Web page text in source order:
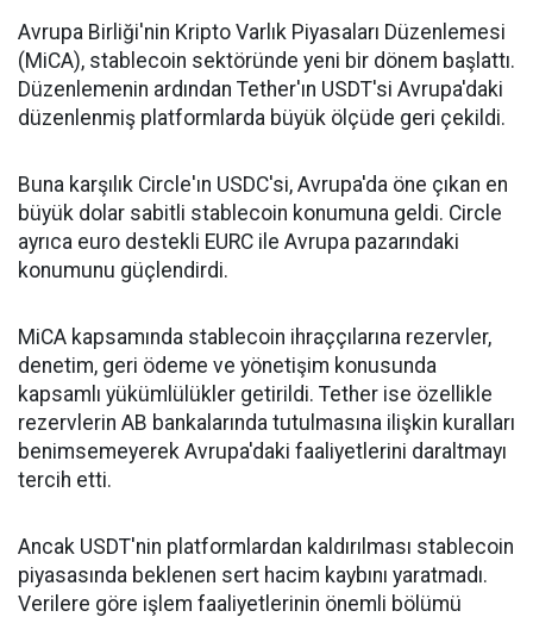
Avrupa Birliği'nin Kripto Varlık Piyasaları Düzenlemesi
(MiCA), stablecoin sektöründe yeni bir dönem başlattı.
Düzenlemenin ardından Tether'ın USDT'si Avrupa'daki
düzenlenmiş platformlarda büyük ölçüde geri çekildi.
Buna karşılık Circle'ın USDC'si, Avrupa'da öne çıkan en
büyük dolar sabitli stablecoin konumuna geldi. Circle
ayrıca euro destekli EURC ile Avrupa pazarındaki
konumunu güçlendirdi.
MiCA kapsamında stablecoin ihraççılarına rezervler,
denetim, geri ödeme ve yönetişim konusunda
kapsamlı yükümlülükler getirildi. Tether ise özellikle
rezervlerin AB bankalarında tutulmasına ilişkin kuralları
benimsemeyerek Avrupa'daki faaliyetlerini daraltmayı
tercih etti.
Ancak USDT'nin platformlardan kaldırılması stablecoin
piyasasında beklenen sert hacim kaybını yaratmadı.
Verilere göre işlem faaliyetlerinin önemli bölümü